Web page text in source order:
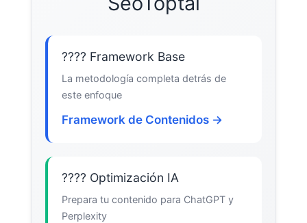
???? Framework Base
La metodología completa detrás de
este enfoque
Framework de Contenidos →
???? Optimización IA
Prepara tu contenido para ChatGPT y
Perplexity